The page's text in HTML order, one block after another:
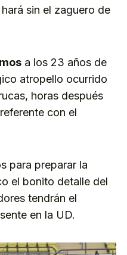
sin el zaguero de
a los 23 años de
atropello ocurrido
horas después
con el
para preparar la
el bonito detalle del
tendrán el
en la UD.